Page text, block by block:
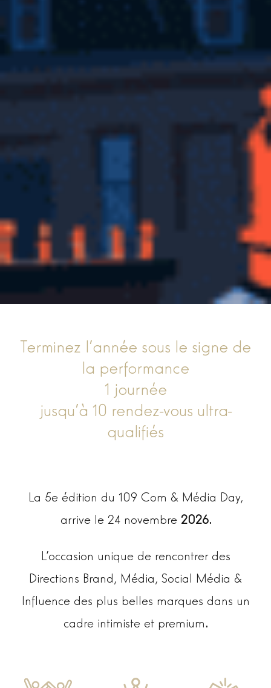
Terminez l’année sous le signe de
la performance
1 journée
jusqu’à 10 rendez-vous ultra-
qualifiés
La 5e édition du 109 Com & Média Day,
arrive le 24 novembre2026.
L’occasion unique de rencontrer des
Directions Brand, Média, Social Média &
Influence des plus belles marques dans un
cadre intimiste et premium.